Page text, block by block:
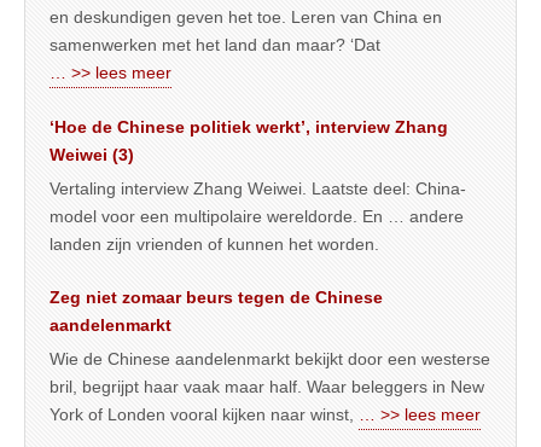
en deskundigen geven het toe. Leren van China en
samenwerken met het land dan maar? ‘Dat
… >> lees meer
‘Hoe de Chinese politiek werkt’, interview Zhang
Weiwei (3)
Vertaling interview Zhang Weiwei. Laatste deel: China-
model voor een multipolaire wereldorde. En … andere
landen zijn vrienden of kunnen het worden.
Zeg niet zomaar beurs tegen de Chinese
aandelenmarkt
Wie de Chinese aandelenmarkt bekijkt door een westerse
bril, begrijpt haar vaak maar half. Waar beleggers in New
York of Londen vooral kijken naar winst,
… >> lees meer